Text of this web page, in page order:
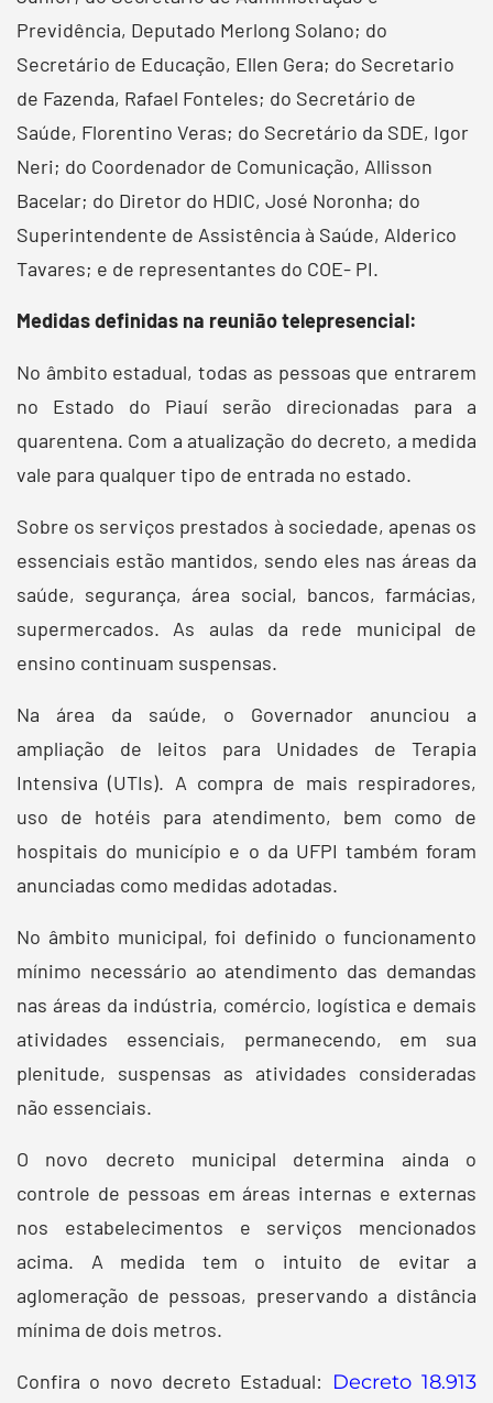
Previdência, Deputado Merlong Solano; do
Secretário de Educação, Ellen Gera; do Secretario
de Fazenda, Rafael Fonteles; do Secretário de
Saúde, Florentino Veras; do Secretário da SDE, Igor
Neri; do Coordenador de Comunicação, Allisson
Bacelar; do Diretor do HDIC, José Noronha; do
Superintendente de Assistência à Saúde, Alderico
Tavares; e de representantes do COE- PI.
Medidas definidas na reunião telepresencial:
No âmbito estadual, todas as pessoas que entrarem
no Estado do Piauí serão direcionadas para a
quarentena. Com a atualização do decreto, a medida
vale para qualquer tipo de entrada no estado.
Sobre os serviços prestados à sociedade, apenas os
essenciais estão mantidos, sendo eles nas áreas da
saúde, segurança, área social, bancos, farmácias,
supermercados. As aulas da rede municipal de
ensino continuam suspensas.
Na área da saúde, o Governador anunciou a
ampliação de leitos para Unidades de Terapia
Intensiva (UTIs). A compra de mais respiradores,
uso de hotéis para atendimento, bem como de
hospitais do município e o da UFPI também foram
anunciadas como medidas adotadas.
No âmbito municipal, foi definido o funcionamento
mínimo necessário ao atendimento das demandas
nas áreas da indústria, comércio, logística e demais
atividades essenciais, permanecendo, em sua
plenitude, suspensas as atividades consideradas
não essenciais.
O novo decreto municipal determina ainda o
controle de pessoas em áreas internas e externas
nos estabelecimentos e serviços mencionados
acima. A medida tem o intuito de evitar a
aglomeração de pessoas, preservando a distância
mínima de dois metros.
Confira o novo decreto Estadual: Decreto 18.913